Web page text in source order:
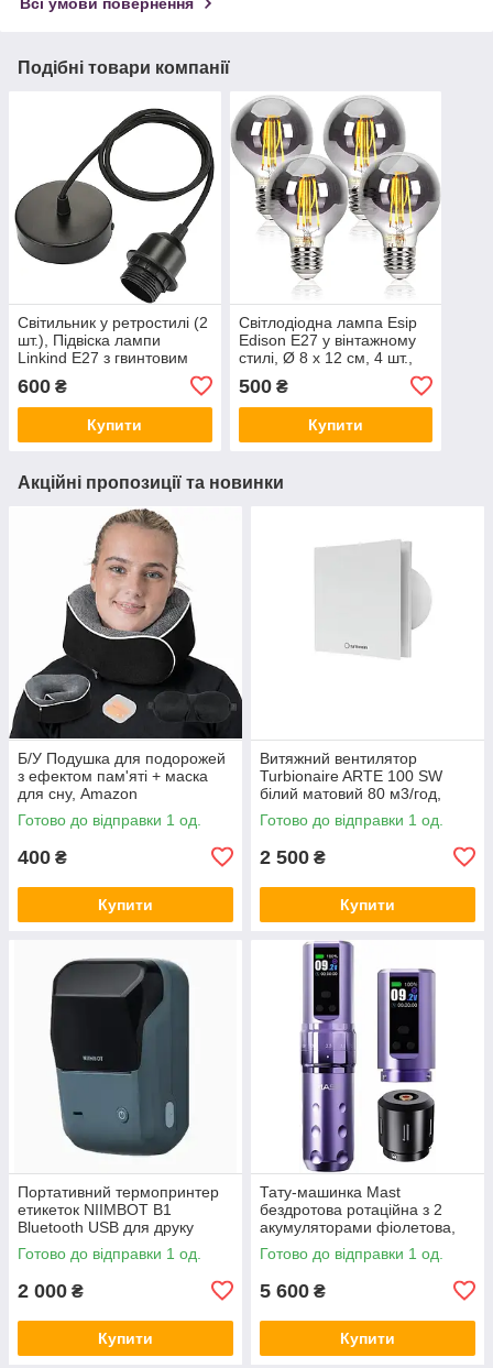
Всі умови повернення
Подібні товари компанії
Світильник у ретростилі (2
шт.), Підвіска лампи
Linkind E27 з гвинтовим
Німеччина
600 ₴
Купити
Світлодіодна лампа Esip
Edison E27 у вінтажному
стилі, Ø 8 x 12 см, 4 шт.,
500₴
Купити
Акційні пропозиції та новинки
Б/У Подушка для подорожей
з ефектом пам'яті + маска
для сну, Amazon
Готово до відправки 1 од.
400 ₴
Купити
Витяжний вентилятор
Turbionaire ARTE 100 SW
білий матовий 80 м3/год,
Amazon
Готово до відправки 1 од.
2 500 ₴
Купити
Портативний термопринтер
етикеток NIIMBOT B1
Bluetooth USB для друку
цінників, наклейок і штрих-
кодівl, Amazon, Німеччина
Готово до відправки 1 од.
2 000 ₴
Купити
Тату-машинка Mast
бездротова ротаційна з 2
акумуляторами фіолетова,
Amazon
Готово до відправки 1 од.
5 600 ₴
Купити